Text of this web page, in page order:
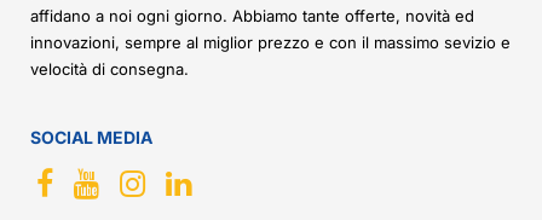
affidano a noi ogni giorno. Abbiamo tante offerte, novità ed
innovazioni, sempre al miglior prezzo e con il massimo sevizio e
velocità di consegna.
SOCIAL MEDIA